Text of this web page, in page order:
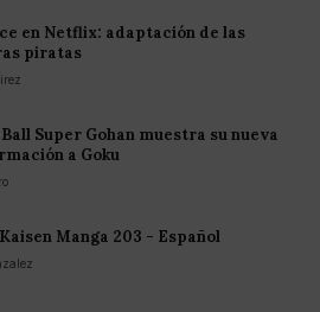
en Netflix: adaptación de las
piratas
Super Gohan muestra su nueva
a Goku
Manga 203 - Español